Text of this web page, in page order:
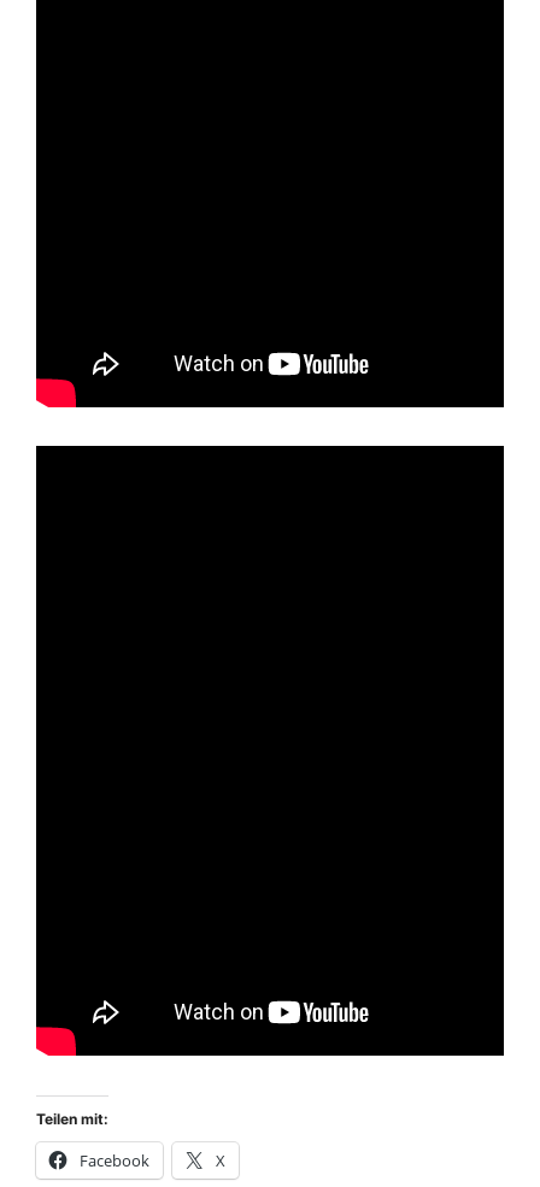
Teilen mit:
Facebook X